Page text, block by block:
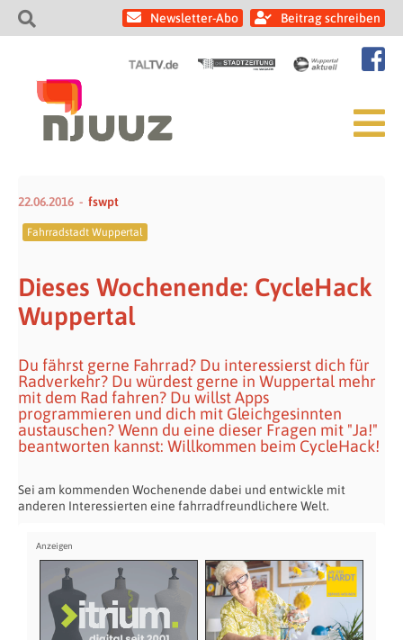
Newsletter-Abo Beitrag schreiben
22.06.2016 fswpt
Fahrradstadt Wuppertal
Dieses Wochenende: CycleHack
Wuppertal
Du fährst gerne Fahrrad? Du interessierst dich für
Radverkehr? Du würdest gerne in Wuppertal mehr
mit dem Rad fahren? Du willst Apps
programmieren und dich mit Gleichgesinnten
austauschen? Wenn du eine dieser Fragen mit "Ja!"
beantworten kannst: Willkommen beim CycleHack!
Sei am kommenden Wochenende dabei und entwickle mit
anderen Interessierten eine fahrradfreundlichere Welt.